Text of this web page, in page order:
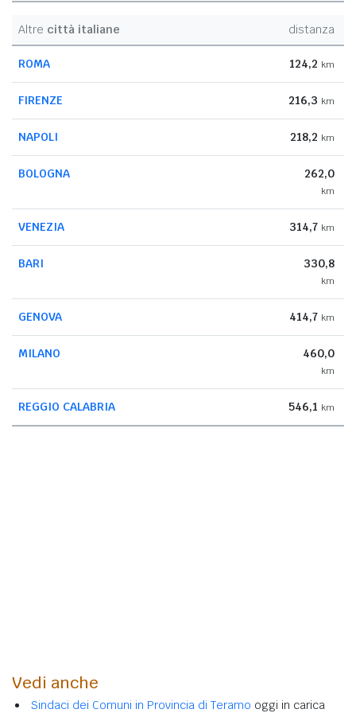
Altre città italiane distanza
ROMA 124,2 km
FIRENZE 216,3 km
NAPOLI 218,2 km
BOLOGNA 262,0
km
VENEZIA 314,7 km
BARI 330,8
km
GENOVA 414,7 km
MILANO 460,0
km
REGGIO CALABRIA 546,1 km
Vedi anche
Sindaci dei Comuni in Provincia di Teramo oggi in carica